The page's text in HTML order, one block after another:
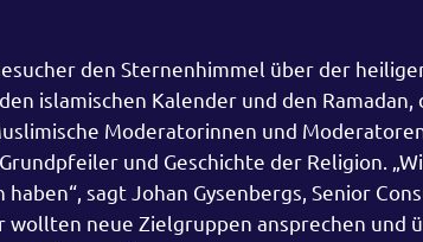
den Sternenhimmel über der
islamischen Kalender und den Ramadan,
Moderatorinnen und
und Geschichte der Religion.
sagt Johan Gysenbergs, Senior
wollten neue Zielgruppen ansprechen und